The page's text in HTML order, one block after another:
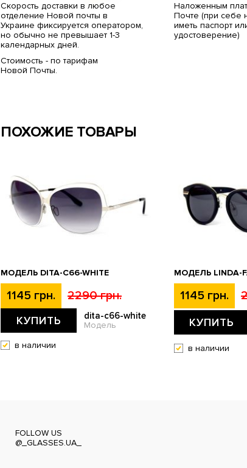
Скорость доставки в любое
отделение Новой почты в
Украине фиксируется оператором,
но обычно не превышает 1-3
календарных дней.
Стоимость - по тарифам
Новой Почты.
Наложенным
Почте (при себе
иметь паспорт
удостоверение)
ПОХОЖИЕ ТОВАРЫ
МОДЕЛЬ DITA-C66-WHITE
1145 грн. 2290 грн.
КУПИТЬ dita-c66-white
Модель
в наличии
МОДЕЛЬ LINDA-
1145 грн.
КУПИТЬ
в наличии
FOLLOW US
@_GLASSES.UA_